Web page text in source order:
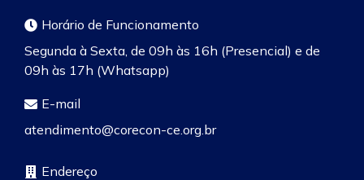
Horário de Funcionamento
Segunda à Sexta, de 09h às 16h (Presencial) e de
09h às 17h (Whatsapp)
E-mail
atendimento@corecon-ce.org.br
Endereço